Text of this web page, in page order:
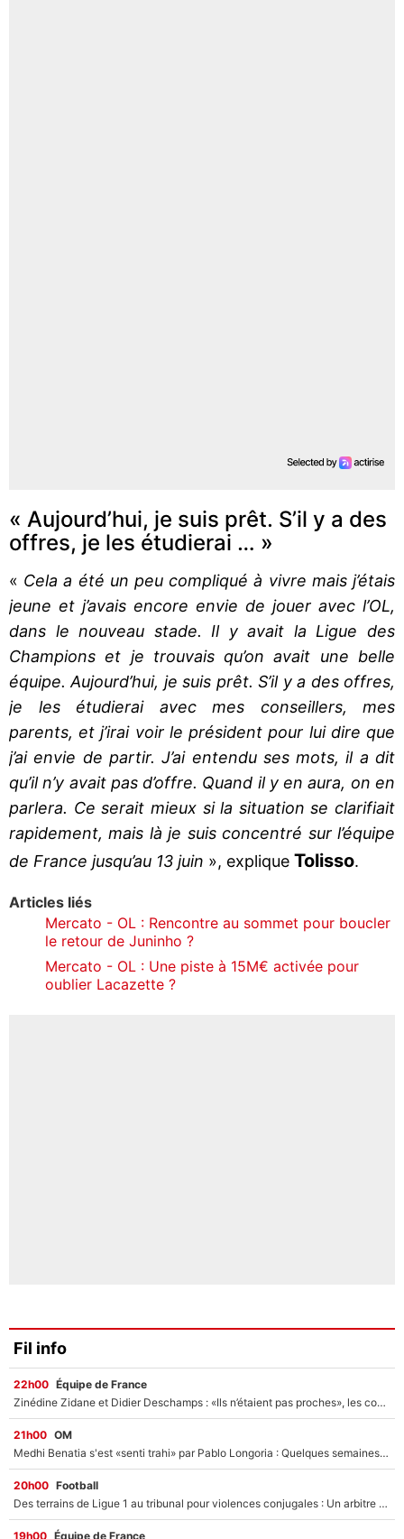
« Aujourd’hui, je suis prêt. S’il y a des
offres, je les étudierai … »
« Cela a été un peu compliqué à vivre mais j’étais
jeune et j’avais encore envie de jouer avec l’OL,
dans le nouveau stade. Il y avait la Ligue des
Champions et je trouvais qu’on avait une belle
équipe. Aujourd’hui, je suis prêt. S’il y a des offres,
je les étudierai avec mes conseillers, mes
parents, et j’irai voir le président pour lui dire que
j’ai envie de partir. J’ai entendu ses mots, il a dit
qu’il n’y avait pas d’offre. Quand il y en aura, on en
parlera. Ce serait mieux si la situation se clarifiait
rapidement, mais là je suis concentré sur l’équipe
de France jusqu’au 13 juin », explique Tolisso.
Articles liés
Mercato - OL : Rencontre au sommet pour boucler
le retour de Juninho ?
Mercato - OL : Une piste à 15M€ activée pour
oublier Lacazette ?
Fil info
22h00 Équipe de France
Zinédine Zidane et Didier Deschamps : «Ils n’étaient pas proches», les confidences d’un membre de l’équipe de France 1998 sur leur relation spéciale
21h00 OM
Medhi Benatia s'est «senti trahi» par Pablo Longoria : Quelques semaines après son départ, l'ancien directeur de football de l'OM règle ses comptes
20h00 Football
Des terrains de Ligue 1 au tribunal pour violences conjugales : Un arbitre français encourt une peine de 18 mois de prison !
19h00 Équipe de France